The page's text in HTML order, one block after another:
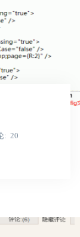
20